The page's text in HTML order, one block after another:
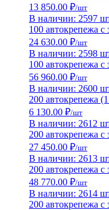
13 850.00 ₽/шт
В наличии: 2597
100 автокрепежа
24 630.00 ₽/шт
В наличии: 2598
100 автокрепежа
56 960.00 ₽/шт
В наличии: 2600
200 автокрепежа
6 130.00 ₽/шт
В наличии: 2612
200 автокрепежа
27 450.00 ₽/шт
В наличии: 2613
200 автокрепежа
48 770.00 ₽/шт
В наличии: 2614
200 автокрепежа